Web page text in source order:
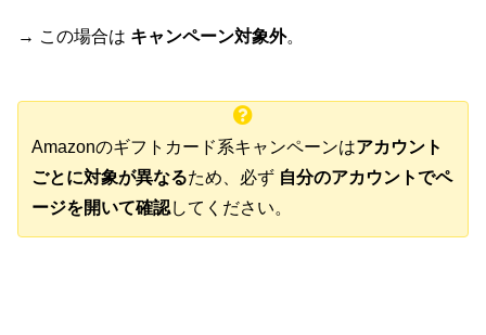
→ この場合は キャンペーン対象外。
Amazonのギフトカード系キャンペーンはアカウント
ごとに対象が異なるため、必ず 自分のアカウントでペ
ージを開いて確認してください。